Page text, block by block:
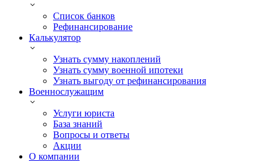
Список банков
Рефинансирование
Калькулятор
Узнать сумму накоплений
Узнать сумму военной ипотеки
Узнать выгоду от рефинансирования
Военнослужащим
Услуги юриста
База знаний
Вопросы и ответы
Акции
О компании